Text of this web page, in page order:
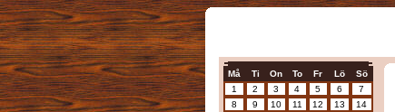
Må Ti On To Fr Lö
Sö
1
2 3 4 5 6
7
8
9 10 11 12 13
14